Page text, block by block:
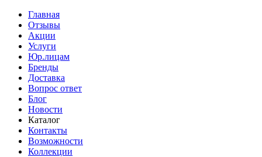
Главная
Отзывы
Акции
Услуги
Юр.лицам
Бренды
Доставка
Вопрос ответ
Блог
Новости
Каталог
Контакты
Возможности
Коллекции